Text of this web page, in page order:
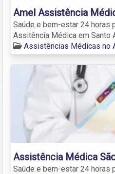
Amel Assistência
Saúde e bem-estar 24 horas
Assitência Médica em Santo
Assistências Médicas no
Assistência Médica
Saúde e bem-estar 24 horas